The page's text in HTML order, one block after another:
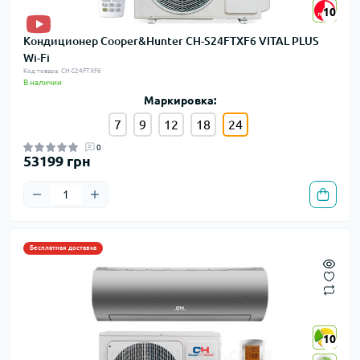
10
10
Кондиционер Cooper&Hunter CH-S24FTXF6 VITAL PLUS
Wi-Fi
Код товара: CH-S24FTXF6
В наличии
Маркировка:
7 9 12 18 24
0
53199 грн
Бесплатная доставка
10
10